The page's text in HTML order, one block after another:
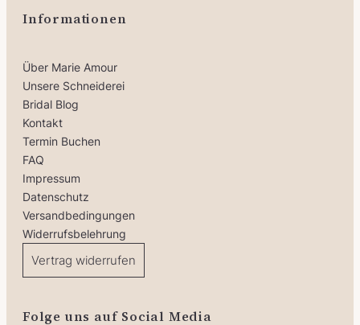
Informationen
Über Marie Amour
Unsere Schneiderei
Bridal Blog
Kontakt
Termin Buchen
FAQ
Impressum
Datenschutz
Versandbedingungen
Widerrufsbelehrung
Vertrag widerrufen
Folge uns auf Social Media